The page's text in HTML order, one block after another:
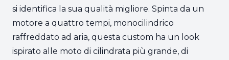
si identifica la sua qualità migliore. Spinta da un
motore a quattro tempi, monocilindrico
raffreddato ad aria, questa custom ha un look
ispirato alle moto di cilindrata più grande, di